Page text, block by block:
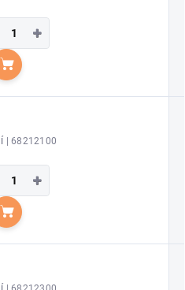
+
Do košíka
| 68212100
+
Do košíka